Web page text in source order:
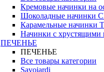
Кремовые начинки на
Шоколадные начинки
Карамельные начинки
Начинки с
ПЕЧЕНЬЕ
ПЕЧЕНЬЕ
Все товары категории
Savoiardi